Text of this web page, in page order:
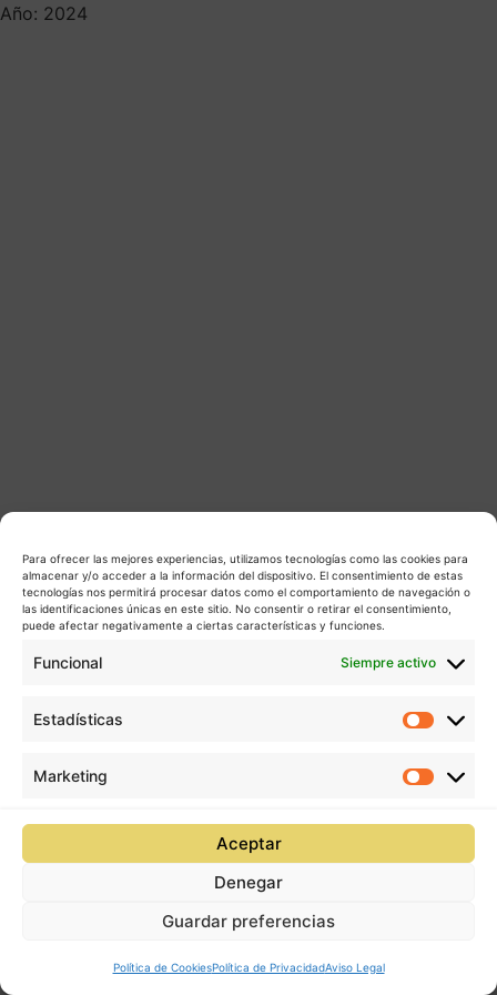
Para ofrecer las mejores experiencias, utilizamos tecnologías como las cookies para
almacenar y/o acceder a la información del dispositivo. El consentimiento de estas
tecnologías nos permitirá procesar datos como el comportamiento de navegación o
las identificaciones únicas en este sitio. No consentir o retirar el consentimiento,
puede afectar negativamente a ciertas características y funciones.
Funcional Siempre activo
Estadísticas
Marketing
Aceptar
Denegar
Guardar preferencias
Política de CookiesPolítica de PrivacidadAviso Legal
Año: 2024